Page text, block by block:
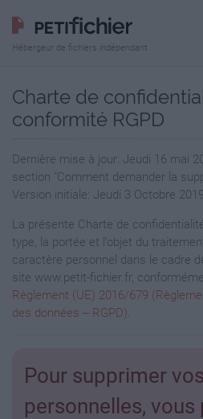
Hébergeur de fichiers indépendant
Charte de
conformité RGPD
Dernière mise à jour: Jeudi 16 mai
section "Comment demander la
Version initiale: Jeudi 3 Octobre 2019
La présente Charte de
type, la portée et l’objet du
caractère personnel dans le cadre
site www.petit-fichier.fr,
Règlement (UE) 2016/679
des données ‒ RGPD).
Pour supprimer
personnelles, vous